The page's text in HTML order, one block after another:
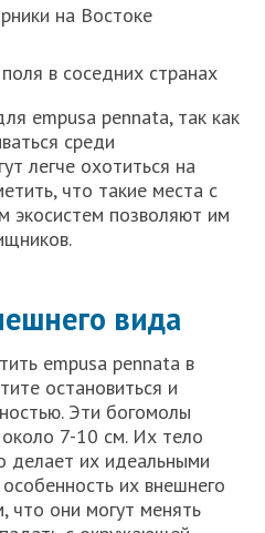
на Востоке
в соседних странах
empusa pennata, так как
среди
легче охотиться на
что такие места с
экосистем позволяют им
вида
empusa pennata в
остановиться и
Эти богомолы
7-10 см. Их тело
делает их идеальными
их внешнего
что они могут менять